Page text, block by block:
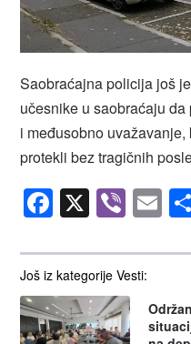
Još iz kategorije Vesti:
Saobraćajna policija još
učesnike u saobraćaju
i međusobno
protekli bez tragičnih
Facebook
X